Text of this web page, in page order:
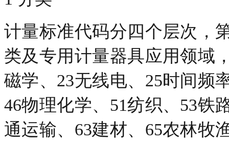
计量标准代码分四个层次，
类及专用计量器具应用领域
磁学、23无线电、25时间频
46物理化学、51纺织、53铁
通运输、63建材、65农林牧